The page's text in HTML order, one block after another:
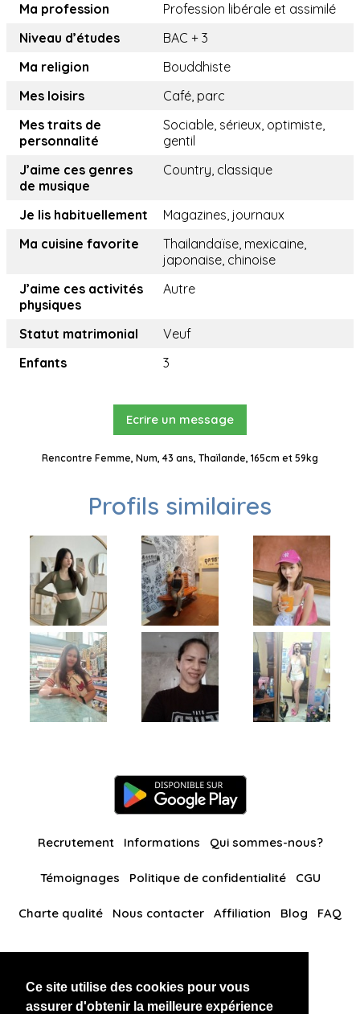
Ce site utilise des cookies pour vous
assurer d'obtenir la meilleure expérience
Ma profession
Profession libérale et assimilé
Niveau d’études
BAC + 3
Ma religion
Bouddhiste
Mes loisirs
Café, parc
Mes traits de
personnalité
Sociable, sérieux, optimiste,
gentil
J’aime ces genres
de musique
Country, classique
Je lis habituellement
Magazines, journaux
Ma cuisine favorite
Thailandaïse, mexicaine,
japonaise, chinoise
J’aime ces activités
physiques
Autre
Statut matrimonial
Veuf
Enfants
3
Ecrire un message
Rencontre Femme, Num, 43 ans, Thaïlande, 165cm et 59kg
Profils similaires
Recrutement Informations Qui sommes-nous?
Témoignages Politique de confidentialité CGU
Charte qualité Nous contacter Affiliation Blog FAQ
BlackAndBeauties RussianKisses